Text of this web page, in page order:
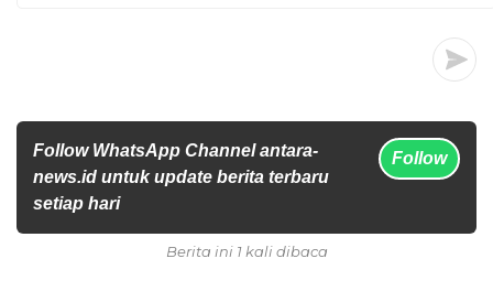
Follow WhatsApp Channel antara-
news.id untuk update berita terbaru
setiap hari
Follow
Berita ini 1 kali dibaca